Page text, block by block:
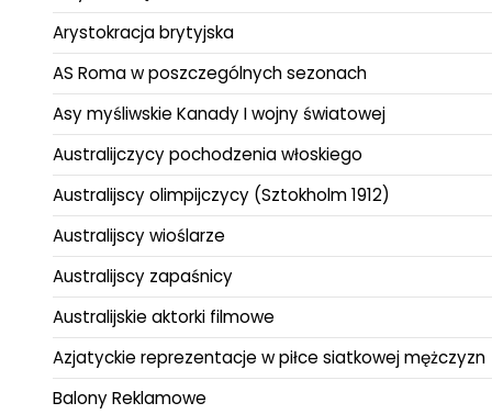
Arystokracja brytyjska
AS Roma w poszczególnych sezonach
Asy myśliwskie Kanady I wojny światowej
Australijczycy pochodzenia włoskiego
Australijscy olimpijczycy (Sztokholm 1912)
Australijscy wioślarze
Australijscy zapaśnicy
Australijskie aktorki filmowe
Azjatyckie reprezentacje w piłce siatkowej mężczyzn
Balony Reklamowe